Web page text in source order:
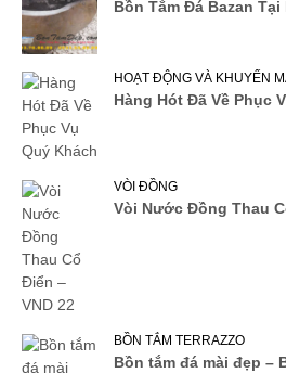
Bồn Tắm Đá Bazan Tại
HOẠT ĐỘNG VÀ KHUYẾN
Hàng Hót Đã Về Phục
VÒI ĐỒNG
Vòi Nước Đồng Thau
BỒN TẮM TERRAZZO
Bồn tắm đá mài đẹp –